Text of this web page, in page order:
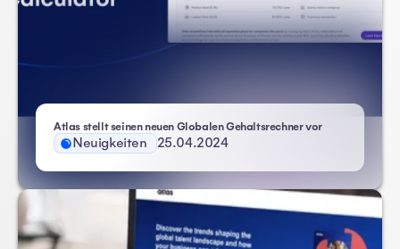
Atlas stellt seinen neuen Globalen Gehaltsrechner vor
Neuigkeiten 25.04.2024